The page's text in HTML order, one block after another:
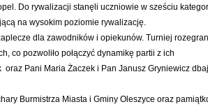
Do rywalizacji stanęli uczniowie w sześciu
na wysokim poziomie rywalizację.
dla zawodników i opiekunów. Turniej
co pozwoliło połączyć dynamikę partii z ich
Pani Maria Żaczek i Pan Janusz Gryniewicz
Burmistrza Miasta i Gminy Oleszyce oraz